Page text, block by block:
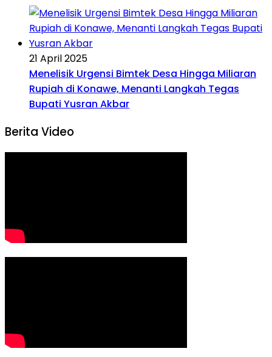
21 April 2025
Menelisik Urgensi Bimtek Desa Hingga Miliaran
Rupiah di Konawe, Menanti Langkah Tegas
Bupati Yusran Akbar
Berita Video